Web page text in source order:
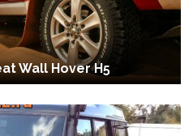
Wall Hover H5